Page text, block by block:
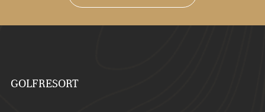
GOLFRESORT